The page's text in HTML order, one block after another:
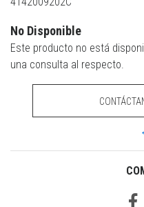
No Disponible
Este producto no está
una consulta al respecto.